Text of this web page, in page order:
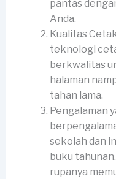
pantas
Anda.
Kualitas
teknologi
berkwalitas
halaman
tahan lama.
Pengalaman
sekolah dan
buku
rupanya